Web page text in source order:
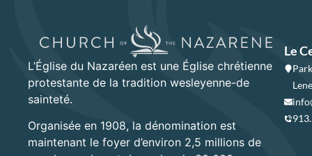
L’Église du Nazaréen est une Église chrétienne
protestante de la tradition wesleyenne-de
sainteté.
Organisée en 1908, la dénomination est
maintenant le foyer d’environ 2,5 millions de
Le